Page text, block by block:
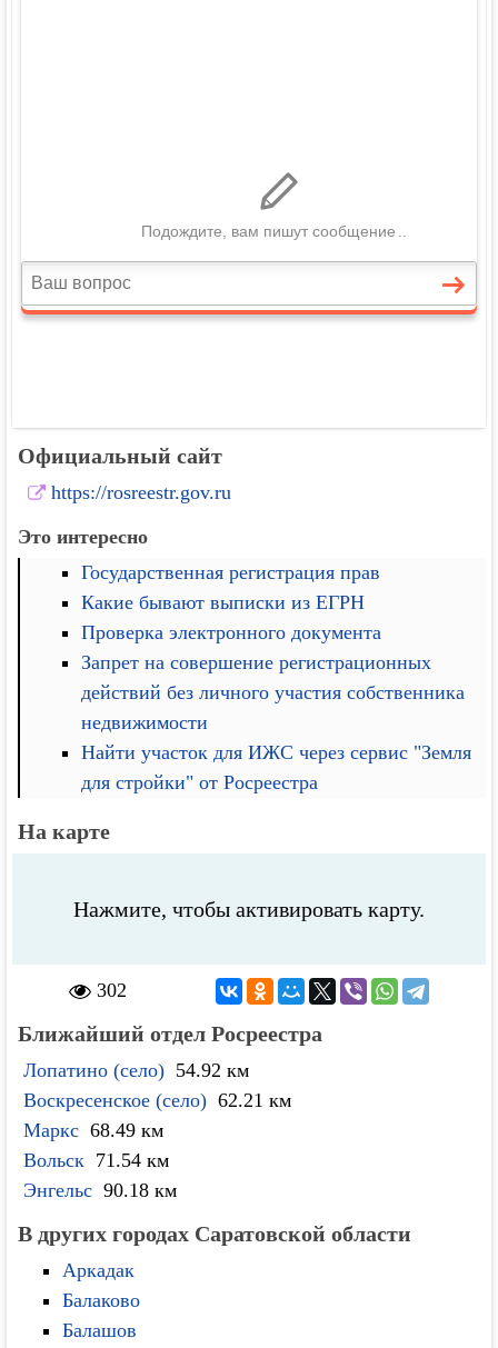
Официальный сайт
https://rosreestr.gov.ru
Это интересно
Государственная регистрация прав
Какие бывают выписки из ЕГРН
Проверка электронного документа
Запрет на совершение регистрационных
действий без личного участия собственника
недвижимости
Найти участок для ИЖС через сервис "Земля
для стройки" от Росреестра
На карте
Нажмите, чтобы активировать карту.
302
Ближайший отдел Росреестра
Лопатино (село) 54.92 км
Воскресенское (село) 62.21 км
Маркс 68.49 км
Вольск 71.54 км
Энгельс 90.18 км
В других городах Саратовской области
Аркадак
Балаково
Балашов